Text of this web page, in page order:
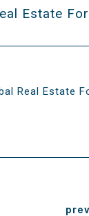
Estate
Real Estate
prev